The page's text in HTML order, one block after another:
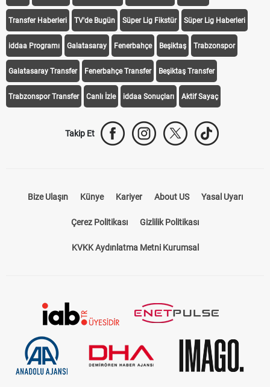
Transfer Haberleri TV'de Bugün Süper Lig Fikstür Süper Lig Haberleri
iddaa Programı Galatasaray Fenerbahçe Beşiktaş Trabzonspor
Galatasaray Transfer Fenerbahçe Transfer Beşiktaş Transfer
Trabzonspor Transfer Canlı İzle iddaa Sonuçları Aktif Sayaç
Takip Et
Bize Ulaşın Künye Kariyer About US Yasal Uyarı
Çerez Politikası Gizlilik Politikası
KVKK Aydınlatma Metni Kurumsal